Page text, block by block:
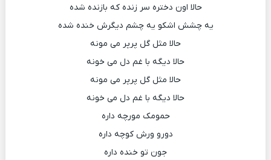
حالا اون دختره سر زنده که بازنده شده
یه چشش اشکو یه چشم دیگرش خنده شده
حالا مثل گل پرپر می مونه
حالا دیگه با غم دل می خونه
حالا مثل گل پرپر می مونه
حالا دیگه با غم دل می خونه
حمومک مورچه داره
دورو ورش کوچه داره
جون تو خنده داره